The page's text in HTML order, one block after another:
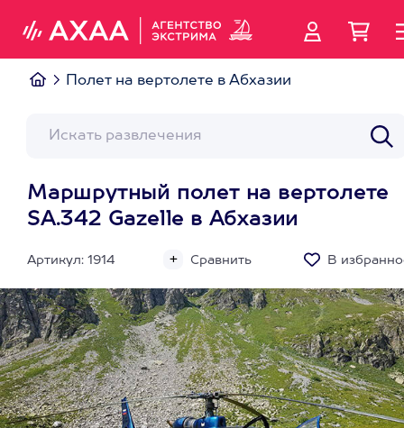
Полет на вертолете в Абхазии
Маршрутный полет на вертолете
SA.342 Gazelle в Абхазии
Артикул: 1914 Сравнить В